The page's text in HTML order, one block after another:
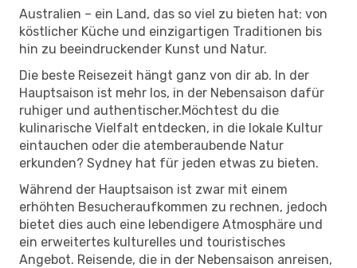
Australien – ein Land, das so viel zu bieten hat: von
köstlicher Küche und einzigartigen Traditionen bis
hin zu beeindruckender Kunst und Natur.
Die beste Reisezeit hängt ganz von dir ab. In der
Hauptsaison ist mehr los, in der Nebensaison dafür
ruhiger und authentischer.Möchtest du die
kulinarische Vielfalt entdecken, in die lokale Kultur
eintauchen oder die atemberaubende Natur
erkunden? Sydney hat für jeden etwas zu bieten.
Während der Hauptsaison ist zwar mit einem
erhöhten Besucheraufkommen zu rechnen, jedoch
bietet dies auch eine lebendigere Atmosphäre und
ein erweitertes kulturelles und touristisches
Angebot. Reisende, die in der Nebensaison anreisen,